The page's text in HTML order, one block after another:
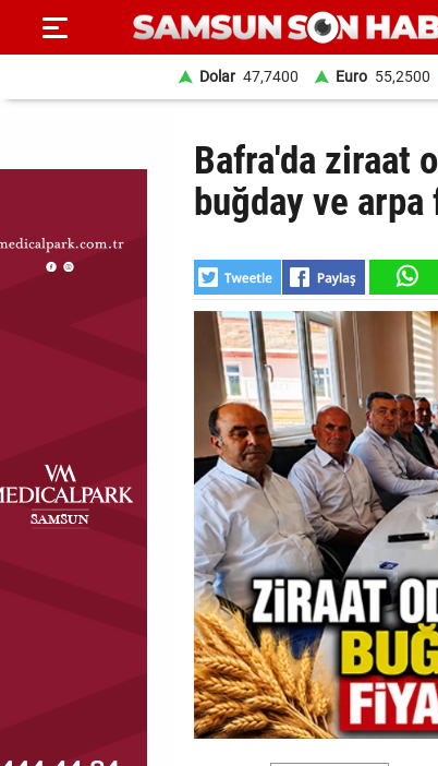
SAYFA
HABER
DÜNYA
MAGAZİN
Dolar 47,7400 Euro 55,2500
Bafra'da ziraat
buğday ve arpa